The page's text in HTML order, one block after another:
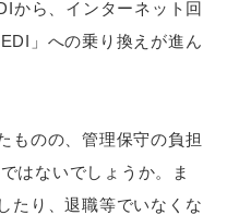
から、インターネット回
」への乗り換えが進ん
ものの、管理保守の負担
はないでしょうか。ま
たり、退職等でいなくな